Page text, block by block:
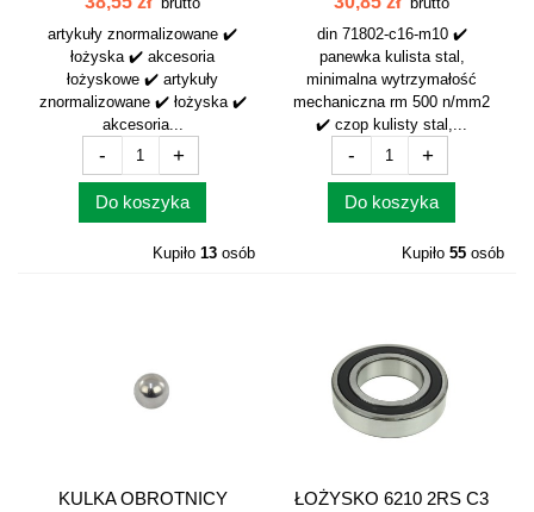
artykuły znormalizowane ✔️
łożyska ✔️ akcesoria
łożyskowe ✔️ artykuły
znormalizowane ✔️ łożyska ✔️
akcesoria...
- +
Do koszyka
Kupiło 13 osób
din 71802-c16-m10 ✔️
panewka kulista stal,
minimalna wytrzymałość
mechaniczna rm 500 n/mm2
✔️ czop kulisty stal,...
- +
Do koszyka
Kupiło 55 osób
KULKA OBROTNICY
ŁOŻYSKO 6210 2RS C3